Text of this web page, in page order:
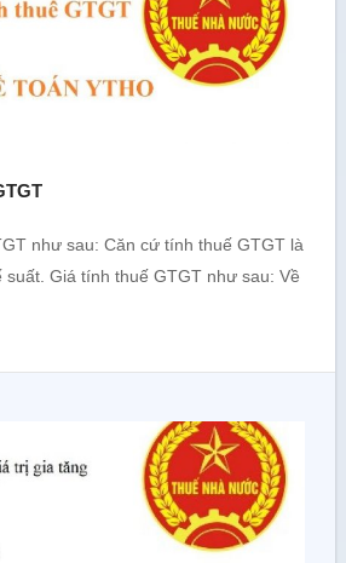
như sau: Căn cứ tính thuế GTGT là
suất. Giá tính thuế GTGT như sau: Về